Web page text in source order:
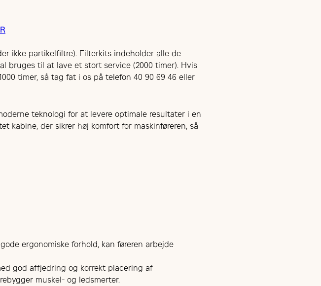
ikke partikelfiltre). Filterkits indeholder alle de
bruges til at lave et stort service (2000 timer). Hvis
timer, så tag fat i os på telefon 40 90 69 46 eller
teknologi for at levere optimale resultater i en
kabine, der sikrer høj komfort for maskinføreren, så
ergonomiske forhold, kan føreren arbejde
god affjedring og korrekt placering af
muskel- og ledsmerter.